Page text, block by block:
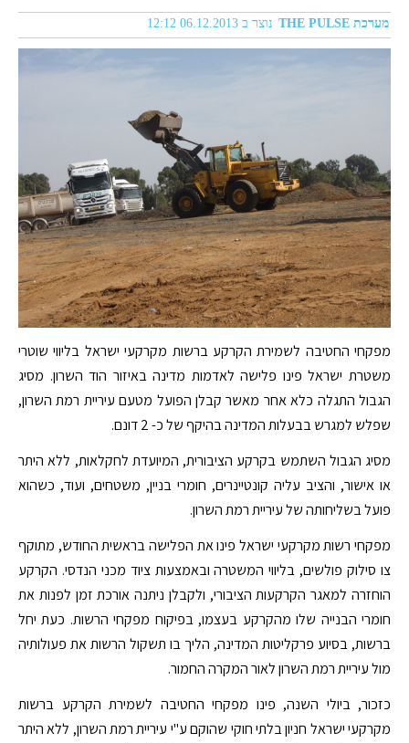
מערכת THE PULSE נוצר ב 06.12.2013 12:12
מפקחי החטיבה לשמירת הקרקע ברשות מקרקעי ישראל בליווי שוטרי
משטרת ישראל פינו פלישה לאדמות מדינה באיזור הוד השרון. מסיג
הגבול התגלה כלא אחר מאשר קבלן הפועל מטעם עיריית רמת השרון,
שפלש למגרש בבעלות המדינה בהיקף של כ- 2 דונם.
מסיג הגבול השתמש בקרקע הציבורית, המיועדת לחקלאות, ללא היתר
או אישור, והציב עליה קונטיינרים, חומרי בניין, משטחים, ועוד, כשהוא
פועל בשליחותה של עיריית רמת השרון.
מפקחי רשות מקרקעי ישראל פינו את הפלישה בראשית החודש, מתוקף
צו סילוק פולשים, בליווי המשטרה ובאמצעות ציוד מכני הנדסי. הקרקע
הוחזרה למאגר הקרקעות הציבורי, ולקבלן ניתנה אורכת זמן לפנות את
חומרי הבנייה שלו מהקרקע בעצמו, בפיקוח מפקחי הרשות. כעת יחל
ברשות, בסיוע פרקליטות המדינה, הליך בו תשקול הרשות את פעולותיה
מול עיריית רמת השרון לאור המקרה החמור.
כזכור, ביולי השנה, פינו מפקחי החטיבה לשמירת הקרקע ברשות
מקרקעי ישראל חניון בלתי חוקי שהוקם ע"י עיריית רמת השרון, ללא היתר